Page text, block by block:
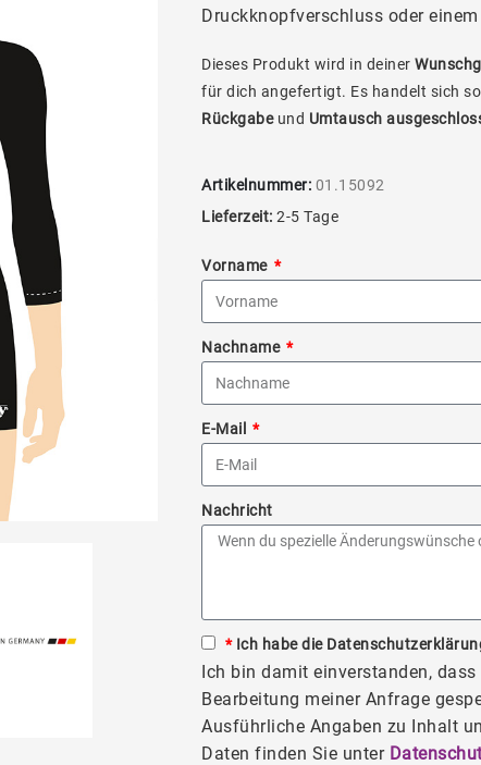
Druckknopfverschluss oder
Dieses Produkt wird in deiner
für dich angefertigt. Es handelt sich
Rückgabeund Umtausch
Artikelnummer: 01.15092
Lieferzeit: 2-5 Tage
Vorname
Nachname
E-Mail
Nachricht
*Ich habe die
Ich bin damit einverstanden,
Bearbeitung meiner Anfrage
Ausführliche Angaben zu Inhalt
Daten finden Sie unter